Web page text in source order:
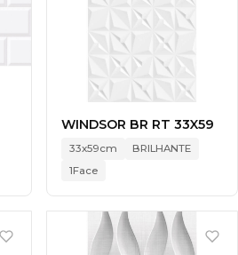
WINDSOR BR RT 33X59
33x59cm
BRILHANTE
1Face